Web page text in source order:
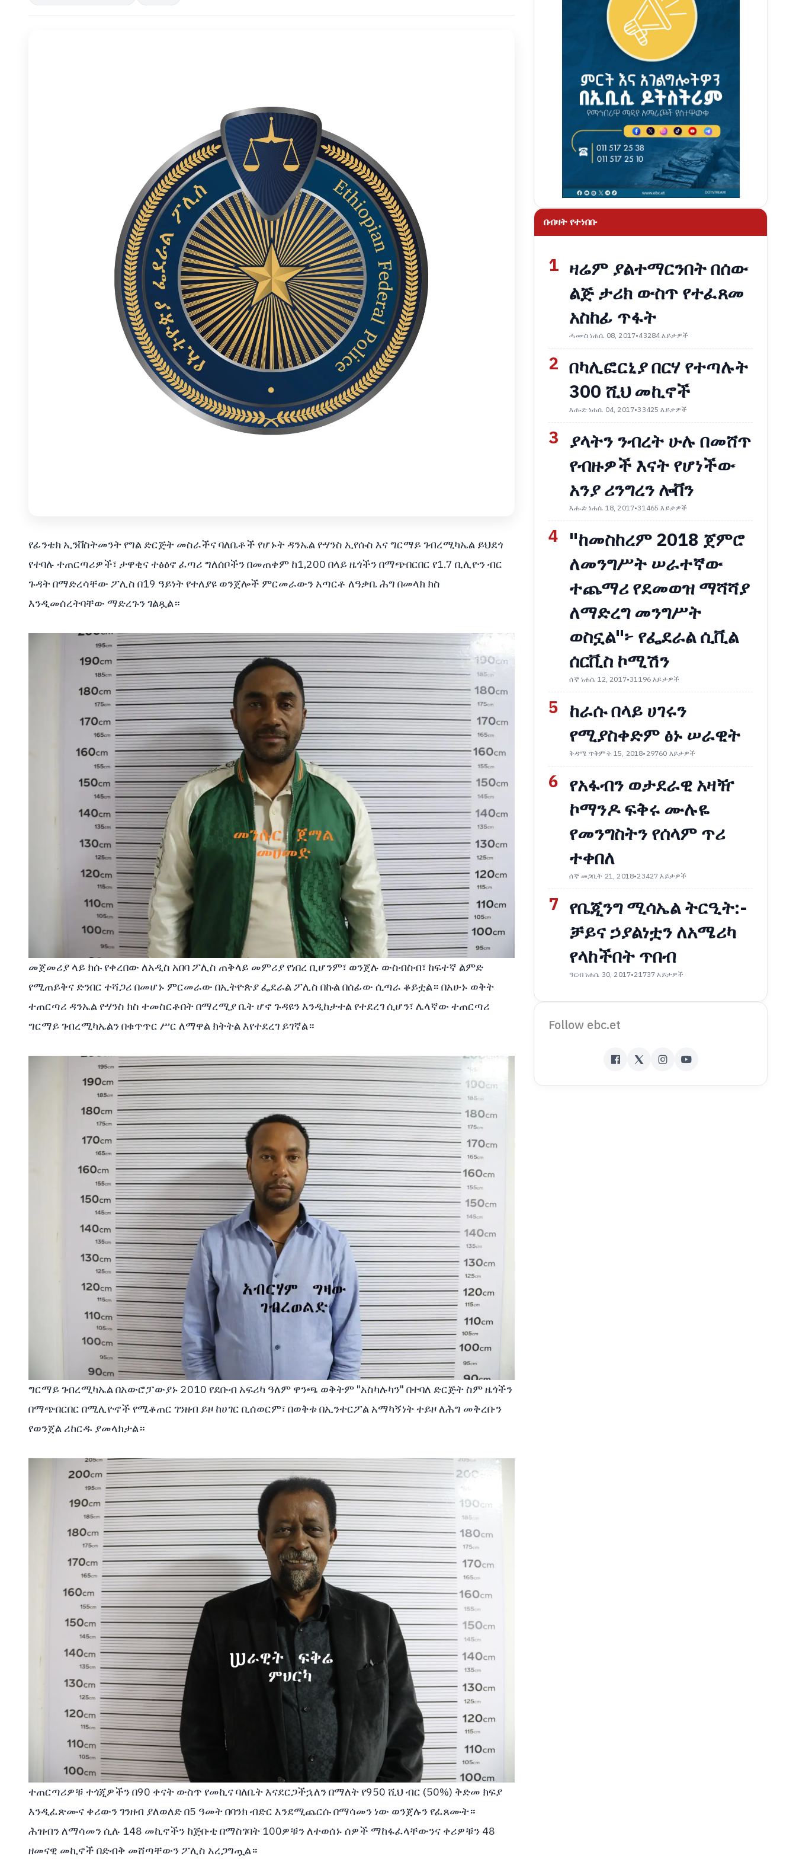
የፊንቴክ ኢንቨስትመንት የግል ድርጅት መስራችና ባለቤቶች የሆኑት ዳንኤል ዮሃንስ ኢየሱስ እና ግርማይ ገብረሚካኤል ይህደጎ
የተባሉ ተጠርጣሪዎች፣ ታዋቂና ተፅዕኖ ፈጣሪ ግለሰቦችን በመጠቀም ከ1,200 በላይ ዜጎችን በማጭበርበር የ1.7 ቢሊዮን ብር
ጉዳት በማድረሳቸው ፖሊስ በ19 ዓይነት የተለያዩ ወንጀሎች ምርመራውን አጣርቶ ለዓቃቤ ሕግ በመላክ ክስ
እንዲመሰረትባቸው ማድረጉን ገልጿል።
መጀመሪያ ላይ ክሱ የቀረበው ለአዲስ አበባ ፖሊስ ጠቅላይ መምሪያ የነበረ ቢሆንም፣ ወንጀሉ ውስብስብ፣ ከፍተኛ ልምድ
የሚጠይቅና ድንበር ተሻጋሪ በመሆኑ ምርመራው በኢትዮጵያ ፌደራል ፖሊስ በኩል በሰፊው ሲጣራ ቆይቷል። በአሁኑ ወቅት
ተጠርጣሪ ዳንኤል ዮሃንስ ክስ ተመስርቶበት በማረሚያ ቤት ሆኖ ጉዳዩን እንዲከታተል የተደረገ ሲሆን፣ ሌላኛው ተጠርጣሪ
ግርማይ ገብረሚካኤልን በቁጥጥር ሥር ለማዋል ክትትል እየተደረገ ይገኛል።
ግርማይ ገብረሚካኤል በአውሮፓውያኑ 2010 የደቡብ አፍሪካ ዓለም ዋንጫ ወቅትም "አስካሉካን" በተባለ ድርጅት ስም ዜጎችን
በማጭበርበር በሚሊዮኖች የሚቆጠር ገንዘብ ይዞ ከሀገር ቢሰወርም፣ በወቅቱ በኢንተርፖል አማካኝነት ተይዞ ለሕግ መቅረቡን
የወንጀል ሪከርዱ ያመላክታል።
ተጠርጣሪዎቹ ተጎጂዎችን በ90 ቀናት ውስጥ የመኪና ባለቤት እናደርጋችኋለን በማለት የ950 ሺህ ብር (50%) ቅድመ ክፍያ
እንዲፈጽሙና ቀሪውን ገንዘብ ያለወለድ በ5 ዓመት በባንክ ብድር እንደሚጨርሱ በማሳመን ነው ወንጀሉን የፈጸሙት።
ሕዝብን ለማሳመን ሲሉ 148 መኪኖችን ከጅቡቲ በማስገባት 100ዎቹን ለተወሰኑ ሰዎች ማከፋፈላቸውንና ቀሪዎቹን 48
ዘመናዊ መኪኖች በድብቅ መሸጣቸውን ፖሊስ አረጋግጧል።
በብዛት የተነበቡ
1 ዛሬም ያልተማርንበት በሰው
ልጅ ታሪክ ውስጥ የተፈጸመ
አስከፊ ጥፋት
ሓሙስ ነሐሴ 08, 2017•43284 እይታዎች
2 በካሊፎርኒያ በርሃ የተጣሉት
300 ሺህ መኪኖች
እሑድ ነሐሴ 04, 2017•33425 እይታዎች
3 ያላትን ንብረት ሁሉ በመሸጥ
የብዙዎች እናት የሆነችው
አንያ ሪንግረን ሎቨን
እሑድ ነሐሴ 18, 2017•31465 እይታዎች
4 "ከመስከረም 2018 ጀምሮ
ለመንግሥት ሠራተኛው
ተጨማሪ የደመወዝ ማሻሻያ
ለማድረግ መንግሥት
ወስኗል"፦ የፌደራል ሲቪል
ሰርቪስ ኮሚሽን
ሰኞ ነሐሴ 12, 2017•31196 እይታዎች
5 ከራሱ በላይ ሀገሩን
የሚያስቀድም ፅኑ ሠራዊት
ቅዳሜ ጥቅምት 15, 2018•29760 እይታዎች
6 የአፋብን ወታደራዊ አዛዥ
ኮማንዶ ፍቅሩ ሙሉዬ
የመንግስትን የሰላም ጥሪ
ተቀበለ
ሰኞ መጋቢት 21, 2018•23427 እይታዎች
7 የቤጂንግ ሚሳኤል ትርዒት:-
ቻይና ኃያልነቷን ለአሜሪካ
የላከችበት ጥበብ
ዓርብ ነሐሴ 30, 2017•21737 እይታዎች
Follow ebc.et